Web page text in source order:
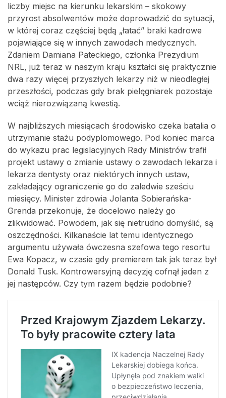
liczby miejsc na kierunku lekarskim – skokowy
przyrost absolwentów może doprowadzić do sytuacji,
w której coraz częściej będą „łatać” braki kadrowe
pojawiające się w innych zawodach medycznych.
Zdaniem Damiana Pateckiego, członka Prezydium
NRL, już teraz w naszym kraju kształci się praktycznie
dwa razy więcej przyszłych lekarzy niż w nieodległej
przeszłości, podczas gdy brak pielęgniarek pozostaje
wciąż nierozwiązaną kwestią.
W najbliższych miesiącach środowisko czeka batalia o
utrzymanie stażu podyplomowego. Pod koniec marca
do wykazu prac legislacyjnych Rady Ministrów trafił
projekt ustawy o zmianie ustawy o zawodach lekarza i
lekarza dentysty oraz niektórych innych ustaw,
zakładający ograniczenie go do zaledwie sześciu
miesięcy. Minister zdrowia Jolanta Sobierańska-
Grenda przekonuje, że docelowo należy go
zlikwidować. Powodem, jak się nietrudno domyślić, są
oszczędności. Kilkanaście lat temu identycznego
argumentu używała ówczesna szefowa tego resortu
Ewa Kopacz, w czasie gdy premierem tak jak teraz był
Donald Tusk. Kontrowersyjną decyzję cofnął jeden z
jej następców. Czy tym razem będzie podobnie?